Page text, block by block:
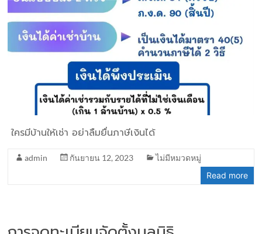
ใครมีบ้านให้เช่า อย่าลืมยื่นภาษีเงินได้
admin กันยายน 12, 2023
ไม่มีหมวดหมู่
Read more